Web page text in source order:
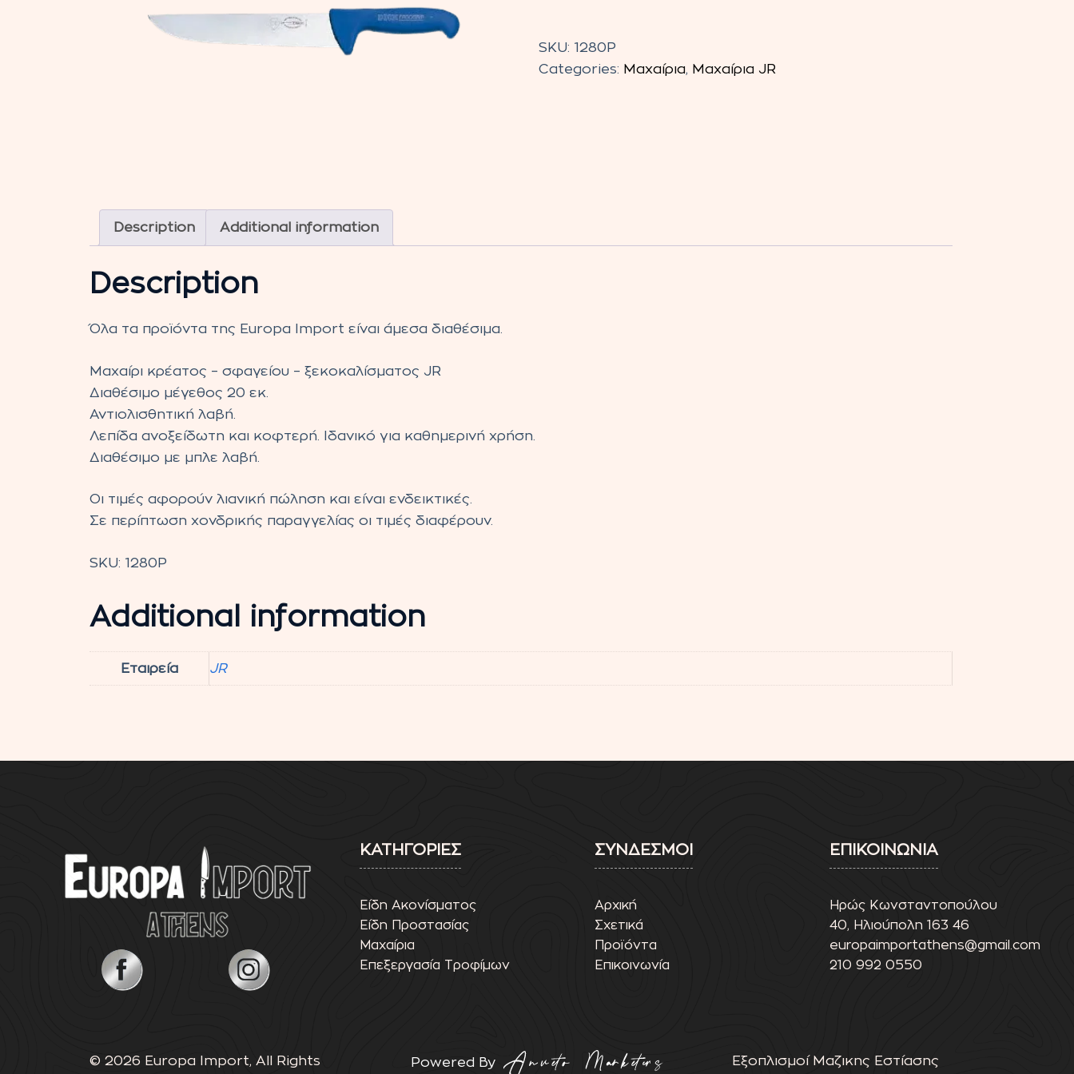
κρέατος
σφαγείου
SKU: 1280P
Categories: Μαχαίρια, Μαχαίρια JR
Description Additional information
Description
Όλα τα προϊόντα της Europa Import είναι άμεσα διαθέσιμα.
Μαχαίρι κρέατος – σφαγείου – ξεκοκαλίσματος JR
Διαθέσιμο μέγεθος 20 εκ.
Αντιολισθητική λαβή.
Λεπίδα ανοξείδωτη και κοφτερή. Ιδανικό για καθημερινή χρήση.
Διαθέσιμο με μπλε λαβή.
Οι τιμές αφορούν λιανική πώληση και είναι ενδεικτικές.
Σε περίπτωση χονδρικής παραγγελίας οι τιμές διαφέρουν.
SKU: 1280P
Additional information
Εταιρεία JR
ΚΑΤΗΓΟΡΙΕΣ
Είδη Ακονίσματος
Είδη Προστασίας
Μαχαίρια
Επεξεργασία Τροφίμων
ΣΥΝΔΕΣΜΟΙ
Αρχική
Σχετικά
Προϊόντα
Επικοινωνία
ΕΠΙΚΟΙΝΩΝΙΑ
Ηρώς Κωνσταντοπούλου
40, Ηλιούπολη 163 46
europaimportathens@gmail.com
210 992 0550
© 2026 Europa Import, All Rights Powered By Εξοπλισμοί Μαζικης Εστίασης